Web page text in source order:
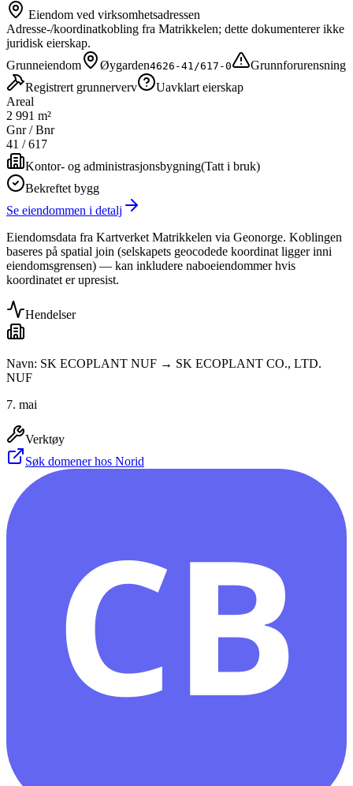
Eiendom ved virksomhetsadressen
Adresse-/koordinatkobling fra Matrikkelen; dette dokumenterer ikke
juridisk eierskap.
Grunneiendom
Øygarden4626-41/617-0
Grunnforurensning
Registrert grunnerverv
Uavklart eierskap
Areal
2 991 m²
Gnr / Bnr
41 /617
Kontor- og administrasjonsbygning(Tatt i bruk)
Bekreftet bygg
Se eiendommen i detalj
Eiendomsdata fra Kartverket Matrikkelen via Geonorge. Koblingen
baseres på spatial join (selskapets geocodede koordinat ligger inni
eiendomsgrensen) — kan inkludere naboeiendommer hvis
koordinatet er upresist.
Hendelser
Navn: SK ECOPLANT NUF → SK ECOPLANT CO., LTD.
NUF
7. mai
Verktøy
Søk domener hos Norid
CB